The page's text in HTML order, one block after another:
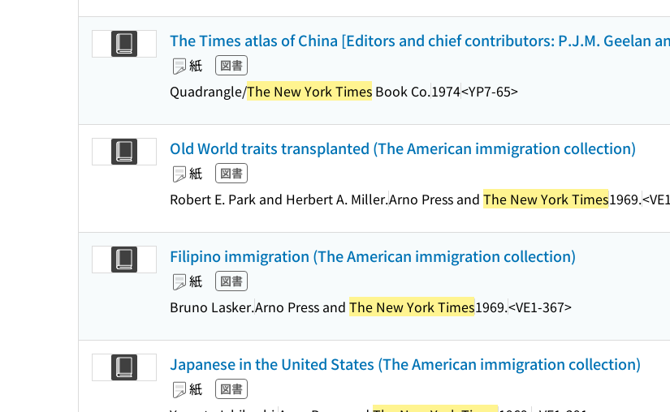
The Times atlas of China [Editors and chief contributors: P.J.M. Geelan
紙 図書
Quadrangle/The New York Times Book Co.1974<YP7-65>
Old World traits transplanted (The American immigration collection)
紙 図書
Robert E. Park and Herbert A. Miller.Arno Press and The New York Times1969.
Filipino immigration (The American immigration collection)
紙 図書
Bruno Lasker.Arno Press and The New York Times1969.<VE1-367>
Japanese in the United States (The American immigration collection)
紙 図書